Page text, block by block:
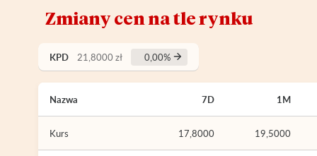
Zmiany cen na tle rynku
KPD 21,8000 zł 0,00%
Nazwa 7D 1M
Kurs 17,8000 19,5000